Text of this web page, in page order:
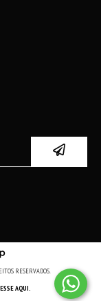
RESERVADOS.
AQUI.